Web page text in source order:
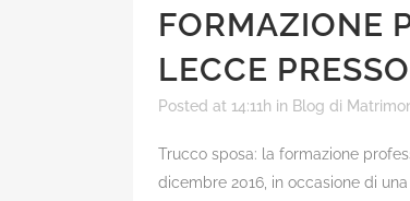
FORMAZIONE
LECCE
Posted at 14:11h in Blog di
Trucco sposa: la formazione
dicembre 2016, in occasione di